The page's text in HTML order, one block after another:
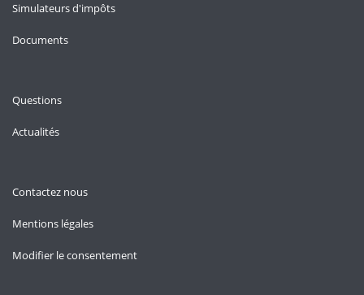
Simulateurs d'impôts
Documents
Questions
Actualités
Contactez nous
Mentions légales
Modifier le consentement